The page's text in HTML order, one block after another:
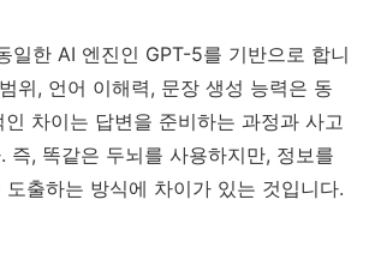
일한 AI 엔진인 GPT-5를 기반으로 합니
위, 언어 이해력, 문장 생성 능력은 동
인 차이는 답변을 준비하는 과정과 사고
즉, 똑같은 두뇌를 사용하지만, 정보를
도출하는 방식에 차이가 있는 것입니다.